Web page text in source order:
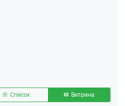
Список Витрина